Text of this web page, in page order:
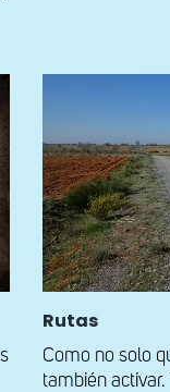
Rutas
Como no solo
también